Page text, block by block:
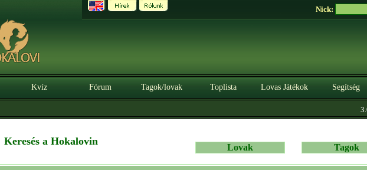
Nick:
Kvíz Fórum Tagok/lovak Toplista Lovas Játékok Segítség
Keresés a Hokalovin
Lovak Tagok